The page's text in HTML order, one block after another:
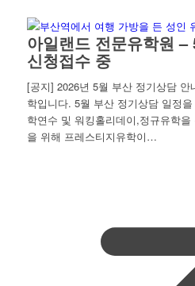
아일랜드 전문유학원
신청접수 중
[공지] 2026년 5월 부산 정기상담
학입니다. 5월 부산 정기상담 일정
학연수 및 워킹홀리데이,정규유학
을 위해 프레스티지유학이…